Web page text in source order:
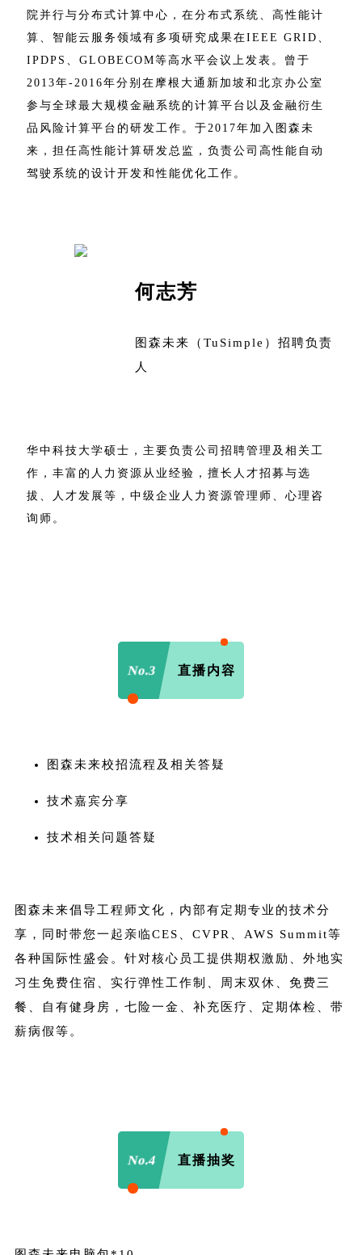
院并行与分布式计算中心，在分布式系统、高性能计
算、智能云服务领域有多项研究成果在IEEE GRID、
IPDPS、GLOBECOM等高水平会议上发表。曾于
2013年-2016年分别在摩根大通新加坡和北京办公室
参与全球最大规模金融系统的计算平台以及金融衍生
品风险计算平台的研发工作。于2017年加入图森未
来，担任高性能计算研发总监，负责公司高性能自动
驾驶系统的设计开发和性能优化工作。
何志芳
图森未来（TuSimple）招聘负责
人
华中科技大学硕士，主要负责公司招聘管理及相关工
作，丰富的人力资源从业经验，擅长人才招募与选
拔、人才发展等，中级企业人力资源管理师、心理咨
询师。
No.3 直播内容
图森未来校招流程及相关答疑
技术嘉宾分享
技术相关问题答疑
图森未来倡导工程师文化，内部有定期专业的技术分
享，同时带您一起亲临CES、CVPR、AWS Summit等
各种国际性盛会。针对核心员工提供期权激励、外地实
习生免费住宿、实行弹性工作制、周末双休、免费三
餐、自有健身房，七险一金、补充医疗、定期体检、带
薪病假等。
No.4 直播抽奖